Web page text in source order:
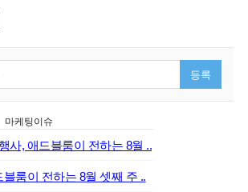
등록
마케팅이슈
사, 애드블룸이 전하는 8월 ..
룸이 전하는 8월 셋째 주 ..